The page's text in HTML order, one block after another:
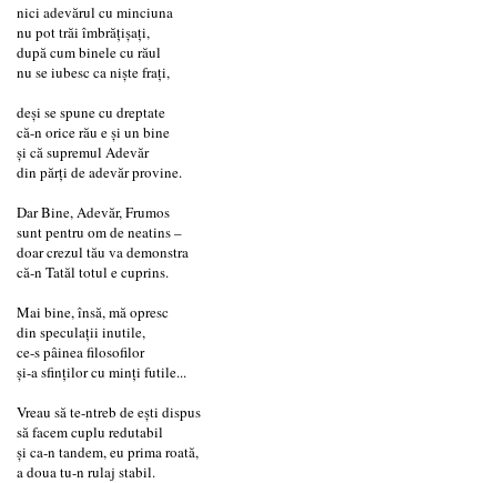
nici adevărul cu minciuna
nu pot trăi îmbrăţişaţi,
după cum binele cu răul
nu se iubesc ca nişte fraţi,
deşi se spune cu dreptate
că-n orice rău e şi un bine
şi că supremul Adevăr
din părţi de adevăr provine.
Dar Bine, Adevăr, Frumos
sunt pentru om de neatins –
doar crezul tău va demonstra
că-n Tatăl totul e cuprins.
Mai bine, însă, mă opresc
din speculaţii inutile,
ce-s pâinea filosofilor
şi-a sfinţilor cu minţi futile...
Vreau să te-ntreb de eşti dispus
să facem cuplu redutabil
şi ca-n tandem, eu prima roată,
a doua tu-n rulaj stabil.